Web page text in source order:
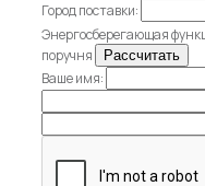
Город поставки:
Энергосберегающая
поручня
Ваше имя: